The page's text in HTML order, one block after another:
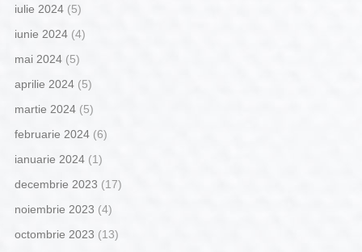
iulie 2024(5)
iunie 2024(4)
mai 2024(5)
aprilie 2024(5)
martie 2024(5)
februarie 2024(6)
ianuarie 2024(1)
decembrie 2023 (17)
noiembrie 2023 (4)
octombrie 2023 (13)